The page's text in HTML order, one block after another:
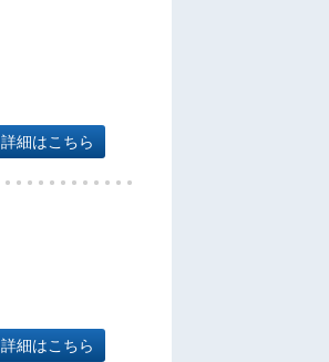
詳細はこちら
詳細はこちら